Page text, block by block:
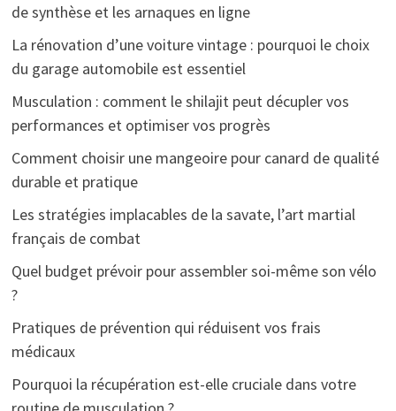
de synthèse et les arnaques en ligne
La rénovation d’une voiture vintage : pourquoi le choix
du garage automobile est essentiel
Musculation : comment le shilajit peut décupler vos
performances et optimiser vos progrès
Comment choisir une mangeoire pour canard de qualité
durable et pratique
Les stratégies implacables de la savate, l’art martial
français de combat
Quel budget prévoir pour assembler soi-même son vélo
?
Pratiques de prévention qui réduisent vos frais
médicaux
Pourquoi la récupération est-elle cruciale dans votre